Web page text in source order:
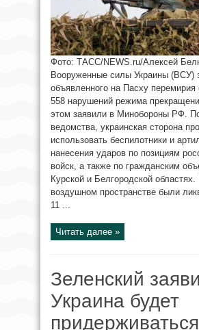
Фото: ТАСС/NEWS.ru/Алексей
Вооруженные силы Украины (ВСУ)
объявленного на Пасху
558 нарушений режима
этом заявили в Минобороны РФ.
ведомства, украинская сторона
использовать беспилотники и
нанесения ударов по позициям
войск, а также по гражданским
Курской и Белгородской областях.
воздушном пространстве были
11 ...
Читать далее »
Зеленский
Украина будет
придерживаться